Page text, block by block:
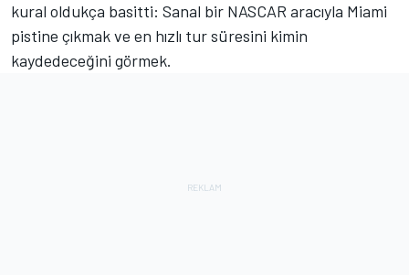
kural oldukça basitti: Sanal bir NASCAR aracıyla Miami
pistine çıkmak ve en hızlı tur süresini kimin
kaydedeceğini görmek.